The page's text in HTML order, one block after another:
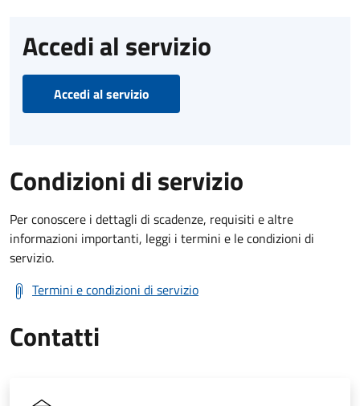
Accedi al servizio
Accedi al servizio
Condizioni di servizio
Per conoscere i dettagli di scadenze, requisiti e altre
informazioni importanti, leggi i termini e le condizioni di
servizio.
Termini e condizioni di servizio
Contatti